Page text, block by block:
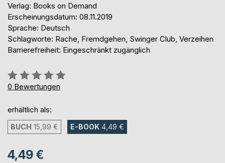
Verlag: Books on Demand
Erscheinungsdatum: 08.11.2019
Sprache: Deutsch
Schlagworte: Rache, Fremdgehen, Swinger Club, Verzeihen
Barrierefreiheit: Eingeschränkt zugänglich
Bewertung::
0%
0 Bewertungen
erhältlich als:
BUCH 15,99 € E-BOOK 4,49 €
4,49 €